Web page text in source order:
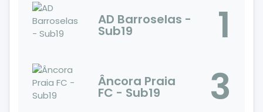
AD Barroselas -
Sub19 1
Âncora Praia
FC - Sub19 3